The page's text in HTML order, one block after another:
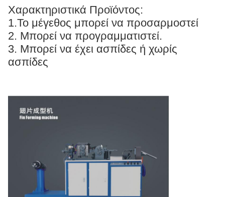
Χαρακτηριστικά Προϊόντος:
1.Το μέγεθος μπορεί να προσαρμοστεί
2. Μπορεί να προγραμματιστεί.
3. Μπορεί να έχει ασπίδες ή χωρίς
ασπίδες